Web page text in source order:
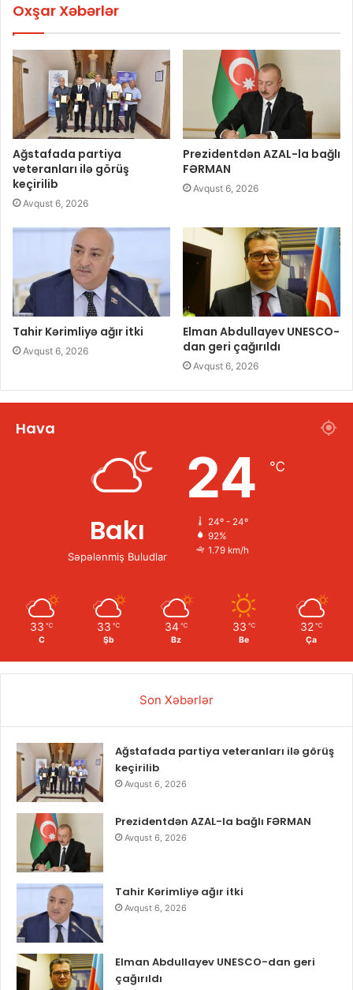
Oxşar Xəbərlər
Ağstafada partiya
veteranları ilə görüş
keçirilib
Avqust 6, 2026
Prezidentdən AZAL-la bağlı
FƏRMAN
Avqust 6, 2026
Tahir Kərimliyə ağır itki
Avqust 6, 2026
Elman Abdullayev UNESCO-
dan geri çağırıldı
Avqust 6, 2026
Hava
Bakı
Səpələnmiş Buludlar
24 ℃
24º - 24º
92%
1.79 km/h
33 ℃
C
33 ℃
Şb
34 ℃
Bz
33 ℃
Be
32 ℃
Ça
Son Xəbərlər
Ağstafada partiya veteranları ilə görüş
keçirilib
Avqust 6, 2026
Prezidentdən AZAL-la bağlı FƏRMAN
Avqust 6, 2026
Tahir Kərimliyə ağır itki
Avqust 6, 2026
Elman Abdullayev UNESCO-dan geri
çağırıldı